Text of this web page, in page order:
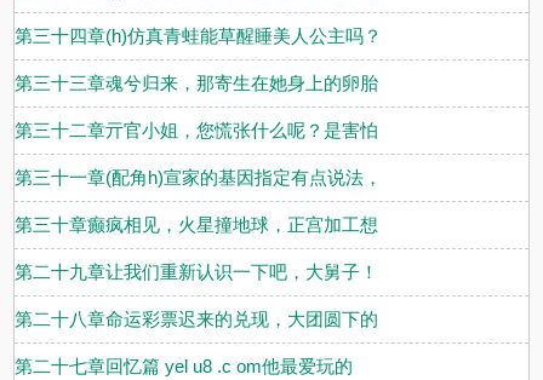
第三十四章(h)仿真青蛙能草醒睡美人公主吗？
第三十三章魂兮归来，那寄生在她身上的卵胎
第三十二章亓官小姐，您慌张什么呢？是害怕
第三十一章(配角h)宣家的基因指定有点说法，
第三十章癫疯相见，火星撞地球，正宫加工想
第二十九章让我们重新认识一下吧，大舅子！
第二十八章命运彩票迟来的兑现，大团圆下的
第二十七章回忆篇 yel u8 .c om他最爱玩的